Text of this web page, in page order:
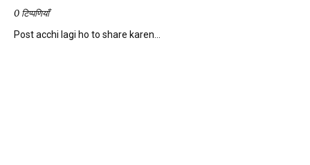
0 टिप्पणियाँ
Post acchi lagi ho to share karen...